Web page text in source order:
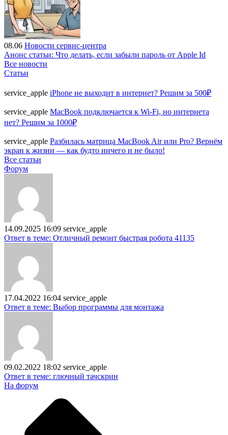
08.06 Новости сервис-центра
Анонс статьи: Что делать, если забыли пароль от Apple Id
Все новости
Статьи
service_apple iPhone не выходит в интернет? Решим за 500₽
service_apple MacBook подключается к Wi-Fi, но интернета
нет? Решим за 1000₽
service_apple Разбилась матрица MacBook Air или Pro? Вернём
экран к жизни — как будто ничего и не было!
Все статьи
Форум
14.09.2025 16:09 service_apple
Ответ в теме: Отличный ремонт быстрая робота 41135
17.04.2022 16:04 service_apple
Ответ в теме: Выбор программы для монтажа
09.02.2022 18:02 service_apple
Ответ в теме: глючный тачскрин
На форум